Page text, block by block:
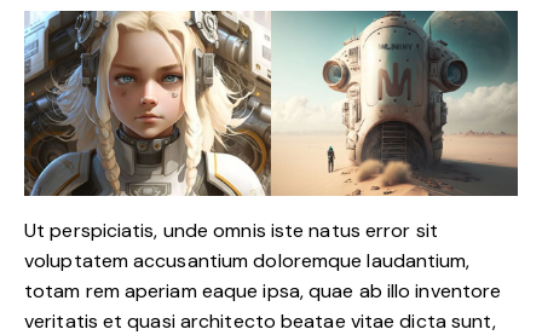
Ut perspiciatis, unde omnis iste natus error sit
voluptatem accusantium doloremque laudantium,
totam rem aperiam eaque ipsa, quae ab illo inventore
veritatis et quasi architecto beatae vitae dicta sunt,